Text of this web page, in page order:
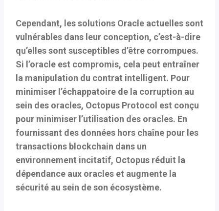
Cependant, les solutions Oracle actuelles sont
vulnérables dans leur conception, c’est-à-dire
qu’elles sont susceptibles d’être corrompues.
Si l’oracle est compromis, cela peut entraîner
la manipulation du contrat intelligent. Pour
minimiser l’échappatoire de la corruption au
sein des oracles, Octopus Protocol est conçu
pour minimiser l’utilisation des oracles. En
fournissant des données hors chaîne pour les
transactions blockchain dans un
environnement incitatif, Octopus réduit la
dépendance aux oracles et augmente la
sécurité au sein de son écosystème.